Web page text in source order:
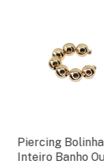
Piercing
Inteiro Banho